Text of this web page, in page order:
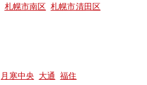
札幌市南区 札幌市清田区
月寒中央 大通 福住